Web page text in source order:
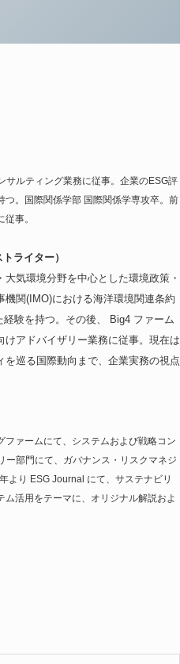
サルティング業務に従事。企業のESG評
。国際関係学部 国際関係学専攻卒。前
事。
ライター）
気環境分野を中心とした環境政策・
関(IMO)における海洋環境関連条約
験を持つ。その後、 Big4 ファーム
アドバイザリー業務に従事。現在は
巡る国際動向まで、企業実務の視点
ファームにて、システムおよび戦略コン
部門にて、ガバナンス・リスクマネジ
より ESG Journal にて、サステナビリ
活用をテーマに、オリジナル解説およ